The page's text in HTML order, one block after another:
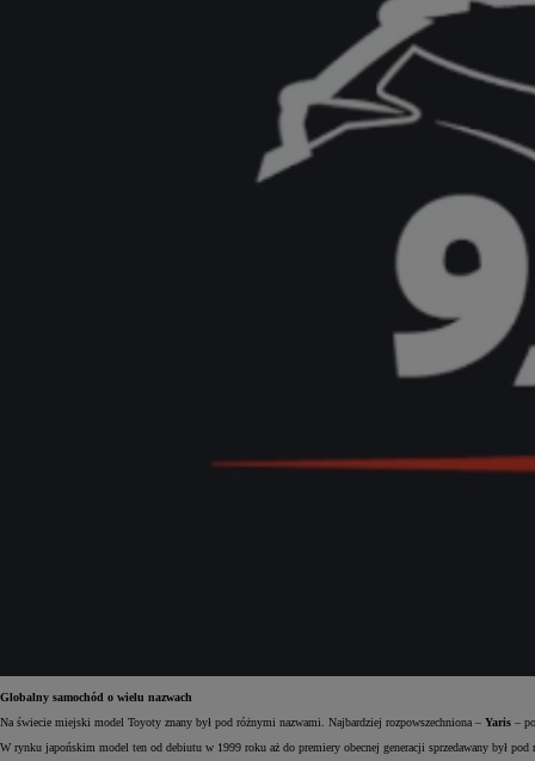
Globalny samochód o wielu nazwach
Na świecie miejski model Toyoty znany był pod różnymi nazwami. Najbardziej rozpowszechniona – Yaris –
W rynku japońskim model ten od debiutu w 1999 roku aż do premiery obecnej generacji sprzedawany był pod